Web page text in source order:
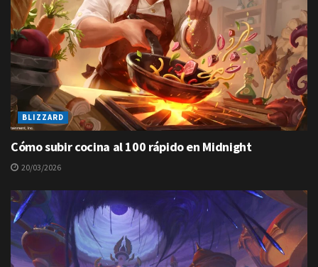
BLIZZARD
Cómo subir cocina al 100 rápido en Midnight
20/03/2026